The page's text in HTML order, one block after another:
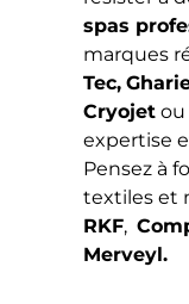
spas
marques
Tec,
Cryojet ou
expertise
Pensez à
textiles et
RKF,
Merveyl.